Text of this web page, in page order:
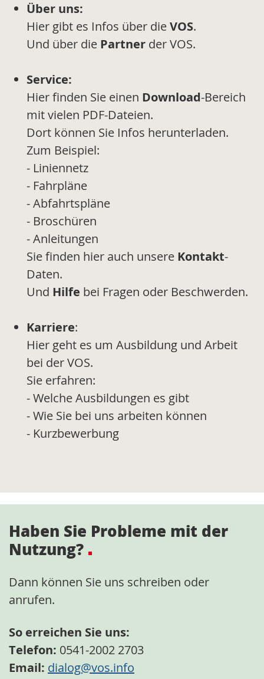
Über uns:
Hier gibt es Infos über dieVOS.
Und über die Partner der VOS.
Service:
Hier finden Sie einen Download-Bereich
mit vielen PDF-Dateien.
Dort können Sie Infos herunterladen.
Zum Beispiel:
- Liniennetz
- Fahrpläne
- Abfahrtspläne
- Broschüren
- Anleitungen
Sie finden hier auch unsere Kontakt-
Daten.
Und Hilfe bei Fragen oder Beschwerden.
Karriere:
Hier geht es um Ausbildung und Arbeit
bei der VOS.
Sie erfahren:
- Welche Ausbildungen es gibt
- Wie Sie bei uns arbeiten können
- Kurzbewerbung
Haben Sie Probleme mit der
Nutzung?
Dann können Sie uns schreiben oder
anrufen.
So erreichen Sie uns:
Telefon: 0541-2002 2703
Email: dialog@vos.info